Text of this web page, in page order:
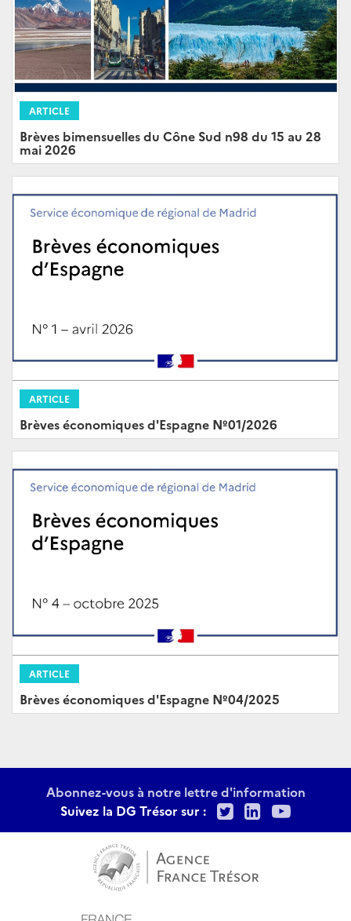
ARTICLE
Brèves bimensuelles du Cône Sud n98 du 15 au 28
mai 2026
ARTICLE
Brèves économiques d'Espagne Nº01/2026
ARTICLE
Brèves économiques d'Espagne Nº04/2025
Abonnez-vous à notre lettre d'information
Suivez la DG Trésor sur :
TwitterLinkedIn